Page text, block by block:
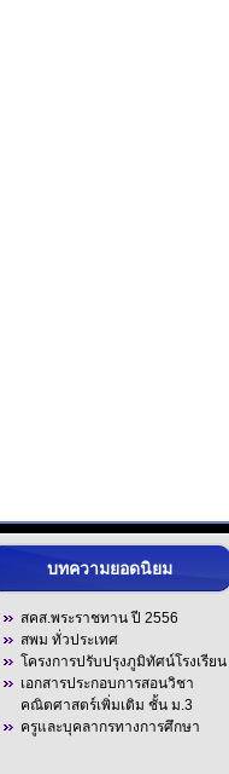
บทความยอดนิยม
สคส.พระราชทาน ปี 2556
สพม ทั่วประเทศ
โครงการปรับปรุงภูมิทัศน์โรงเรียน
เอกสารประกอบการสอนวิชา
คณิตศาสตร์เพิ่มเติม ชั้น ม.3
ครูและบุคลากรทางการศึกษา